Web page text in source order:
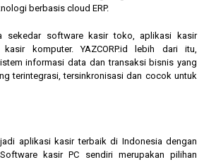
berbasis cloud ERP.
sekedar software kasir toko, aplikasi kasir
komputer. YAZCORP.id lebih dari itu,
informasi data dan transaksi bisnis yang
terintegrasi, tersinkronisasi dan cocok untuk
aplikasi kasir terbaik di Indonesia dengan
kasir PC sendiri merupakan pilihan